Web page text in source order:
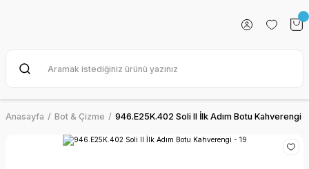
Anasayfa Bot & Çizme 946.E25K.402 Soli II İlk Adım Botu Kahverengi -